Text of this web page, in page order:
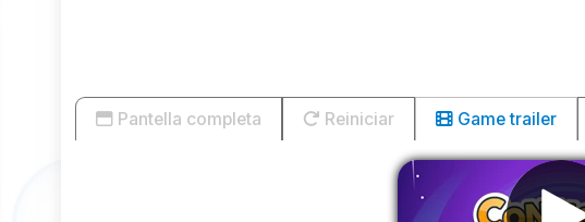
Pantella completa Reiniciar Game trailer